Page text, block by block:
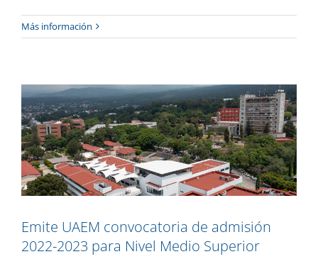
Más información
Emite UAEM convocatoria de admisión
Emite UAEM convocatoria de admisión
2022-2023 para Nivel Medio Superior